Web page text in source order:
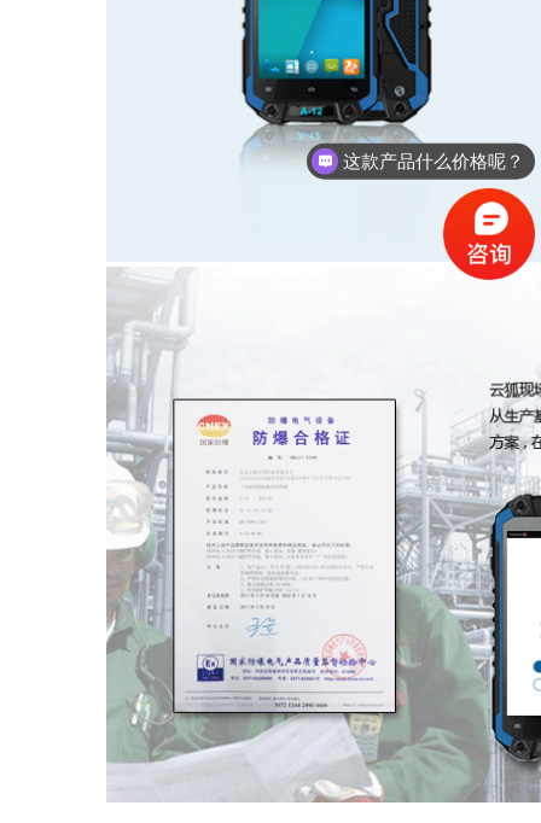
这款产品什么价格呢？